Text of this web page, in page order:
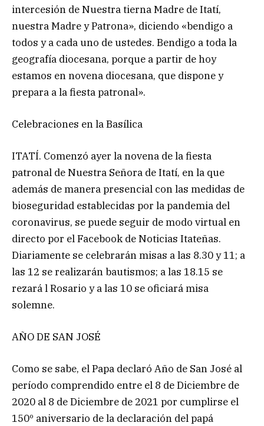
intercesión de Nuestra tierna Madre de Itatí,
nuestra Madre y Patrona», diciendo «bendigo a
todos y a cada uno de ustedes. Bendigo a toda la
geografía diocesana, porque a partir de hoy
estamos en novena diocesana, que dispone y
prepara a la fiesta patronal».
Celebraciones en la Basílica
ITATÍ. Comenzó ayer la novena de la fiesta
patronal de Nuestra Señora de Itatí, en la que
además de manera presencial con las medidas de
bioseguridad establecidas por la pandemia del
coronavirus, se puede seguir de modo virtual en
directo por el Facebook de Noticias Itateñas.
Diariamente se celebrarán misas a las 8.30 y 11; a
las 12 se realizarán bautismos; a las 18.15 se
rezará l Rosario y a las 10 se oficiará misa
solemne.
AÑO DE SAN JOSÉ
Como se sabe, el Papa declaró Año de San José al
período comprendido entre el 8 de Diciembre de
2020 al 8 de Diciembre de 2021 por cumplirse el
150º aniversario de la declaración del papá